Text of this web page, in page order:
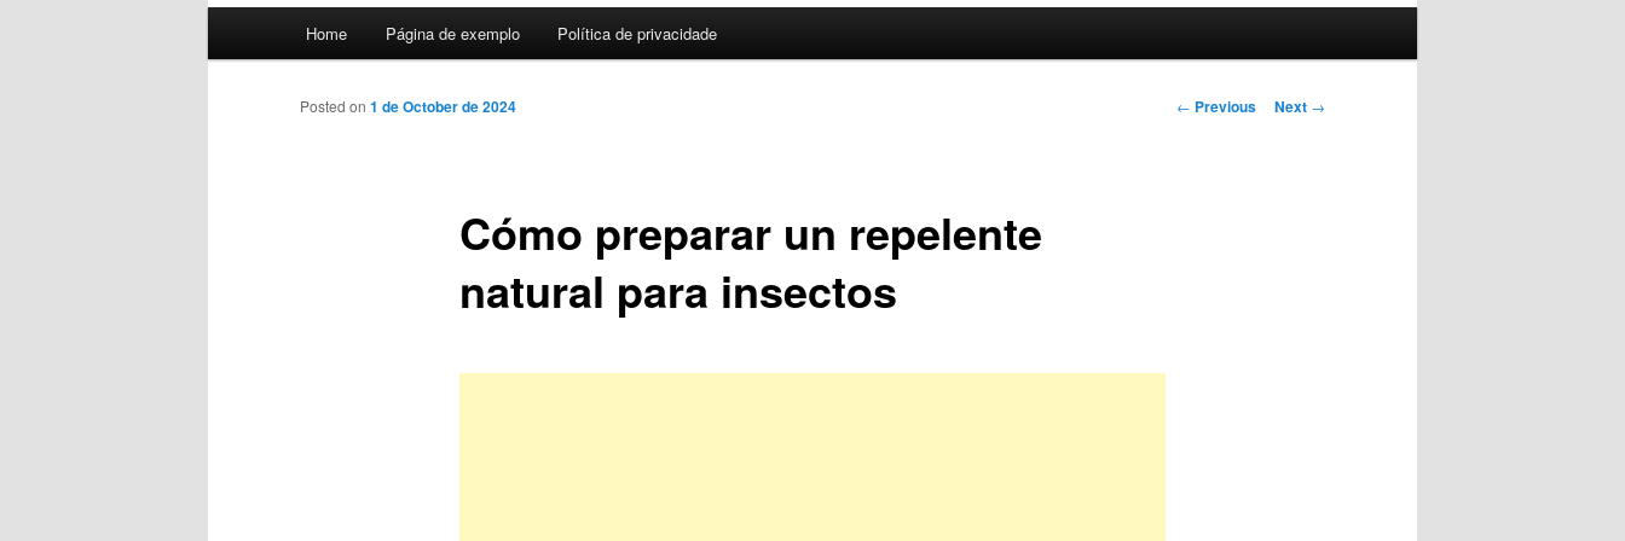
Home Página de exemplo Política de privacidade
Post
← Previous Next →
Cómo preparar un repelente
natural para insectos
Posted on 1 de October de 2024